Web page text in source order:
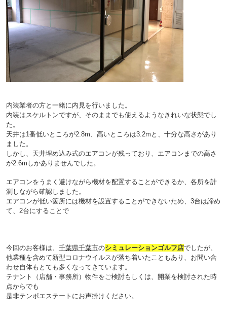
内装業者の方と一緒に内見を行いました。
内装はスケルトンですが、そのままでも使えるようなきれいな状態でし
た。
天井は1番低いところが2.8m、高いところは3.2mと、十分な高さがあり
ました。
しかし、天井埋め込み式のエアコンが残っており、エアコンまでの高さ
が2.6mしかありませんでした。
エアコンをうまく避けながら機材を配置することができるか、各所を計
測しながら確認しました。
エアコンが低い箇所には機材を設置することができないため、3台は諦め
て、2台にすることで
今回のお客様は、 千葉県千葉市のシミュレーションゴルフ店でしたが、
他業種を含めて新型コロナウイルスが落ち着いたこともあり、お問い合
わせ自体もとても多くなってきています。
テナント（店舗・事務所）物件をご検討もしくは、開業を検討された時
点からでも
是非テンポエステートにお声掛けください。